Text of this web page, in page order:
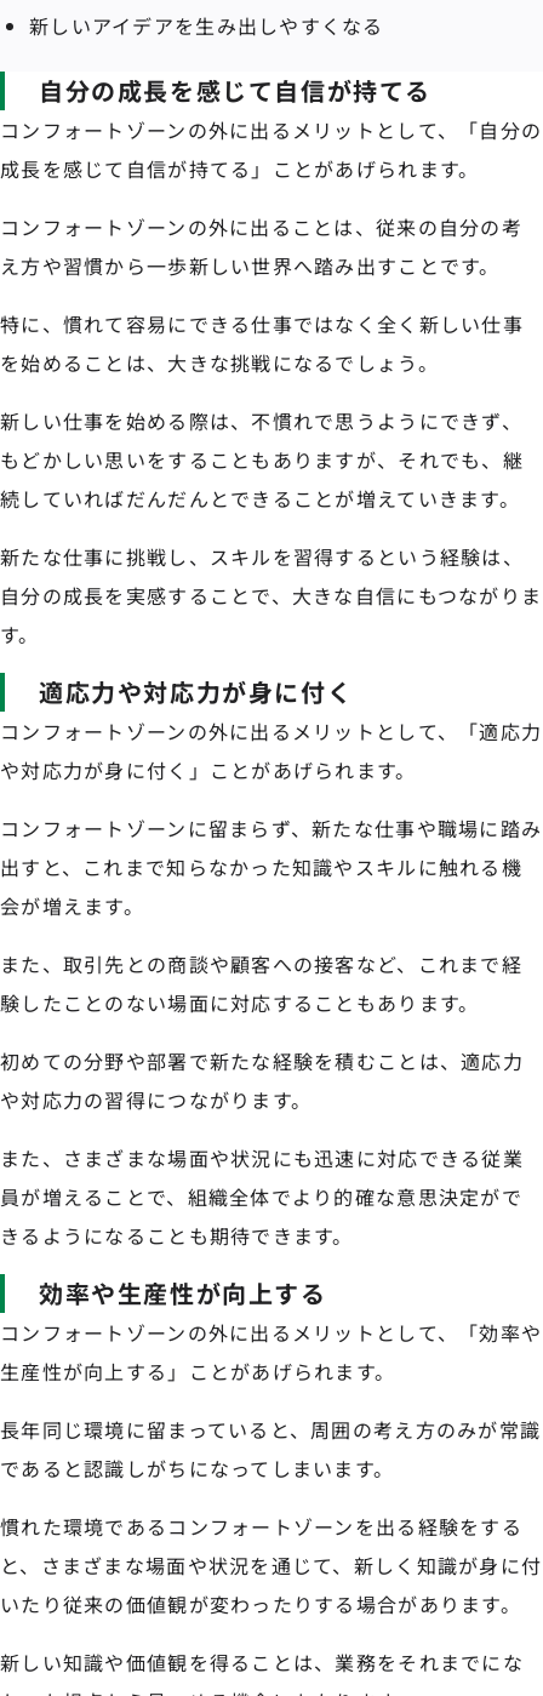
新しいアイデアを生み出しやすくなる
自分の成長を感じて自信が持てる
コンフォートゾーンの外に出るメリットとして、「自分の
成長を感じて自信が持てる」ことがあげられます。
コンフォートゾーンの外に出ることは、従来の自分の考
え方や習慣から一歩新しい世界へ踏み出すことです。
特に、慣れて容易にできる仕事ではなく全く新しい仕事
を始めることは、大きな挑戦になるでしょう。
新しい仕事を始める際は、不慣れで思うようにできず、
もどかしい思いをすることもありますが、それでも、継
続していればだんだんとできることが増えていきます。
新たな仕事に挑戦し、スキルを習得するという経験は、
自分の成長を実感することで、大きな自信にもつながりま
す。
適応力や対応力が身に付く
コンフォートゾーンの外に出るメリットとして、「適応力
や対応力が身に付く」ことがあげられます。
コンフォートゾーンに留まらず、新たな仕事や職場に踏み
出すと、これまで知らなかった知識やスキルに触れる機
会が増えます。
また、取引先との商談や顧客への接客など、これまで経
験したことのない場面に対応することもあります。
初めての分野や部署で新たな経験を積むことは、適応力
や対応力の習得につながります。
また、さまざまな場面や状況にも迅速に対応できる従業
員が増えることで、組織全体でより的確な意思決定がで
きるようになることも期待できます。
効率や生産性が向上する
コンフォートゾーンの外に出るメリットとして、「効率や
生産性が向上する」ことがあげられます。
長年同じ環境に留まっていると、周囲の考え方のみが常識
であると認識しがちになってしまいます。
慣れた環境であるコンフォートゾーンを出る経験をする
と、さまざまな場面や状況を通じて、新しく知識が身に付
いたり従来の価値観が変わったりする場合があります。
新しい知識や価値観を得ることは、業務をそれまでにな